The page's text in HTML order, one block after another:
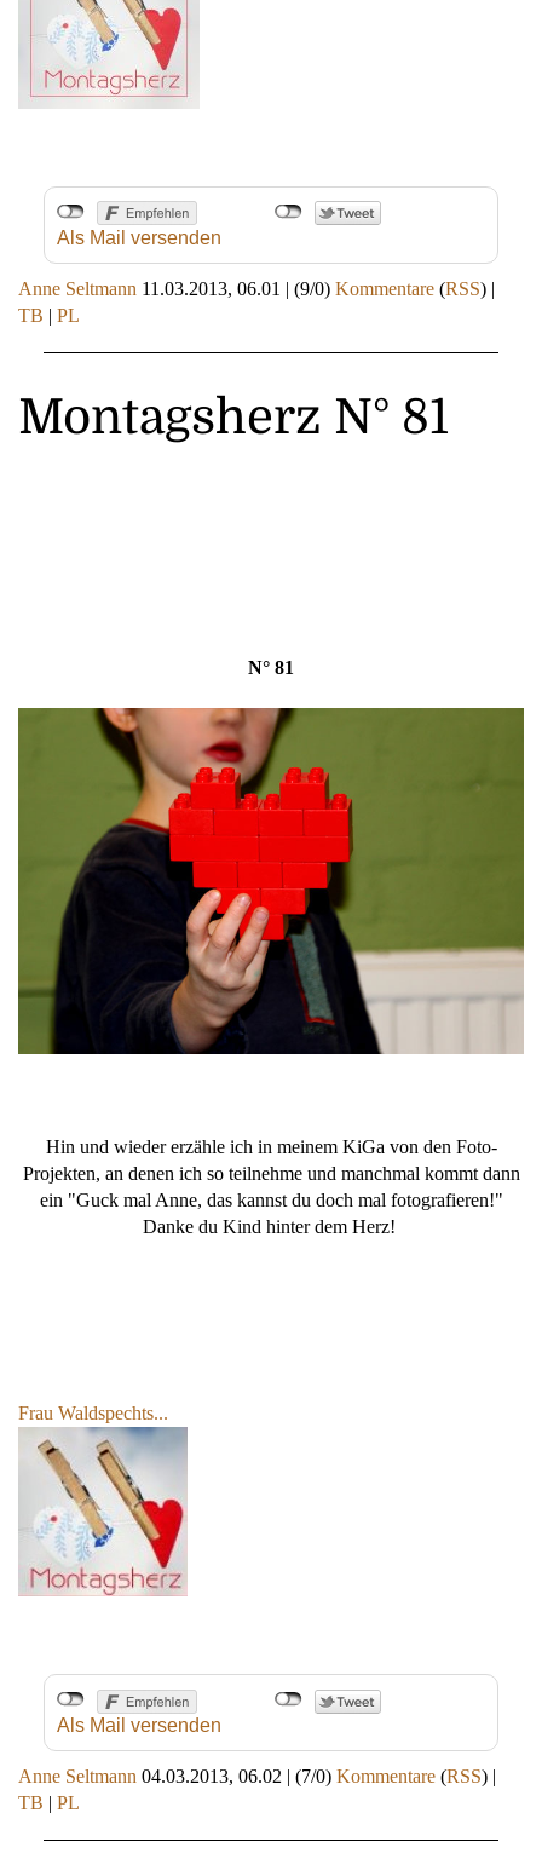
Als Mail versenden
Anne Seltmann 11.03.2013, 06.01 | (9/0) Kommentare (RSS) |
TB | PL
Montagsherz N° 81
N° 81
Hin und wieder erzähle ich in meinem KiGa von den Foto-
Projekten, an denen ich so teilnehme und manchmal kommt dann
ein "Guck mal Anne, das kannst du doch mal fotografieren!"
Danke du Kind hinter dem Herz!
Frau Waldspechts...
Als Mail versenden
Anne Seltmann 04.03.2013, 06.02 | (7/0) Kommentare (RSS) |
TB | PL